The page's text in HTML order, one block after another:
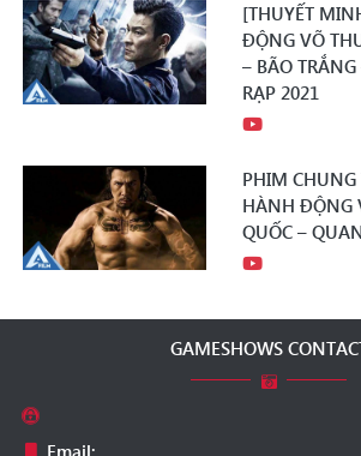
[THUYẾT
ĐỘNG VÕ
– BÃO
RẠP 2021
PHIM
HÀNH ĐỘNG
QUỐC –
GAMESHOWS